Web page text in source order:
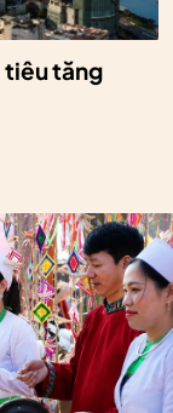
tiêu tăng